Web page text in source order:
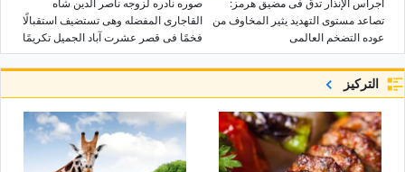
أجراس الإنذار تدق فی مضیق هرمز:
تصاعد مستوى التهدید یثیر المخاوف من
عوده التضخم العالمی
صوره نادره لزوجه ناصر الدین شاه
القاجاری المفضله وهی تستضیف استقبالًا
فخمًا فی قصر عشرت آباد الجمیل تکریمًا
لضیف أجنبی رفیع المستوى
التركيز